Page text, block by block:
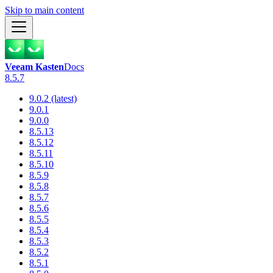
Skip to main content
Veeam KastenDocs
8.5.7
9.0.2 (latest)
9.0.1
9.0.0
8.5.13
8.5.12
8.5.11
8.5.10
8.5.9
8.5.8
8.5.7
8.5.6
8.5.5
8.5.4
8.5.3
8.5.2
8.5.1